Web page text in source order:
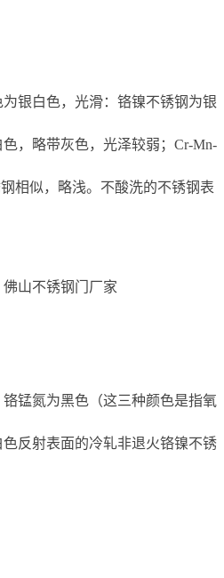
银白色，光滑：铬镍不锈钢为银
，略带灰色，光泽较弱；Cr-Mn-
相似，略浅。不酸洗的不锈钢表
锰氮为黑色（这三种颜色是指氧
反射表面的冷轧非退火铬镍不锈